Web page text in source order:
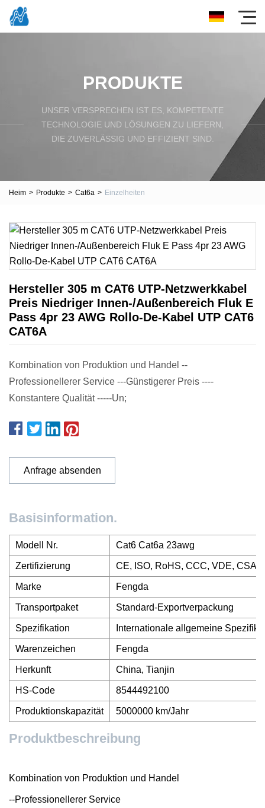
PRODUKTE
UNSER VERSPRECHEN IST ES, KOMPETENTE
TECHNOLOGIE UND LÖSUNGEN ZU LIEFERN,
DIE ZUVERLÄSSIG UND EFFIZIENT SIND.
Heim > Produkte > Cat6a > Einzelheiten
Hersteller 305 m CAT6 UTP-Netzwerkkabel
Preis Niedriger Innen-/Außenbereich Fluk E
Pass 4pr 23 AWG Rollo-De-Kabel UTP CAT6
CAT6A
Kombination von Produktion und Handel --
Professionellerer Service ---Günstigerer Preis ----
Konstantere Qualität -----Un;
Anfrage absenden
Basisinformation.
Modell Nr. Cat6 Cat6a 23awg
Zertifizierung CE, ISO, RoHS, CCC, VDE, CSA
Marke Fengda
Transportpaket Standard-Exportverpackung
Spezifikation Internationale allgemeine
Warenzeichen Fengda
Herkunft China, Tianjin
HS-Code 8544492100
Produktionskapazität 5000000 km/Jahr
Produktbeschreibung
Kombination von Produktion und Handel
--Professionellerer Service